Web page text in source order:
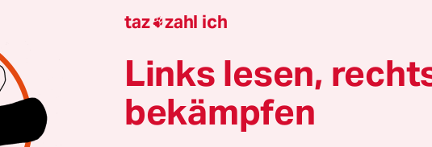
Demonstrationin Berlin ein Plakat, das eine
Parole zeigte: „From the xxx to the xxx, xxx will
Träger des Plakats musste zur Personalienfeststellung
konnte aber alsbald wieder gehen. Dennoch sorgte der
Ak­ti­vis­t:in­nen für große Empörung.
taz zahl ich
Links lesen,
bekämpfen